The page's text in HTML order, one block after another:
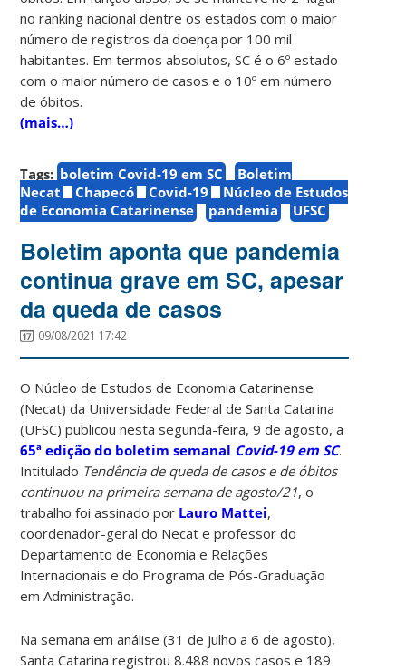
no ranking nacional dentre os estados com o maior
número de registros da doença por 100 mil
habitantes. Em termos absolutos, SC é o 6º estado
com o maior número de casos e o 10º em número
de óbitos.
(mais…)
Tags: boletim Covid-19 em SC
Boletim
Necat
Chapecó Covid-19
Núcleo de Estudos
de Economia Catarinense
pandemia UFSC
Boletim aponta que pandemia
continua grave em SC, apesar
da queda de casos
09/08/2021 17:42
O Núcleo de Estudos de Economia Catarinense
(Necat) da Universidade Federal de Santa Catarina
(UFSC) publicou nesta segunda-feira, 9 de agosto, a
65ª edição do boletim semanal Covid-19 em SC.
Intitulado Tendência de queda de casos e de óbitos
continuou na primeira semana de agosto/21, o
trabalho foi assinado por Lauro Mattei,
coordenador-geral do Necat e professor do
Departamento de Economia e Relações
Internacionais e do Programa de Pós-Graduação
em Administração.
Na semana em análise (31 de julho a 6 de agosto),
Santa Catarina registrou 8.488 novos casos e 189